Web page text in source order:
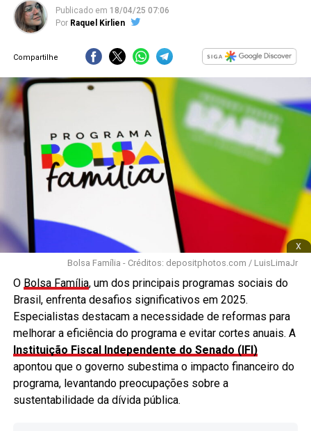
Publicado em 18/04/25 07:06
Por Raquel Kirlien
Compartilhe
x
Bolsa Família - Créditos: depositphotos.com / LuisLimaJr
O Bolsa Família, um dos principais programas sociais do
Brasil, enfrenta desafios significativos em 2025.
Especialistas destacam a necessidade de reformas para
melhorar a eficiência do programa e evitar cortes anuais. A
Instituição Fiscal Independente do Senado (IFI)
apontou que o governo subestima o impacto financeiro do
programa, levantando preocupações sobre a
sustentabilidade da dívida pública.